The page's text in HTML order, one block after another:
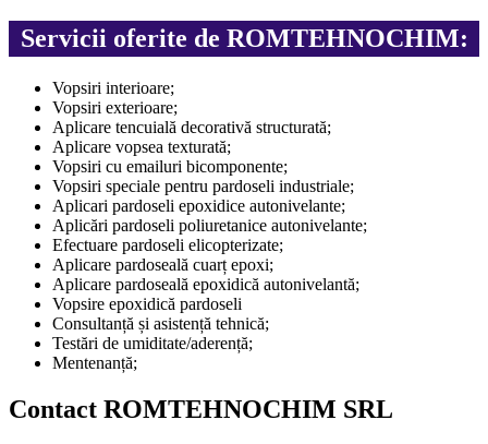
Servicii oferite de ROMTEHNOCHIM:
Vopsiri interioare;
Vopsiri exterioare;
Aplicare tencuială decorativă structurată;
Aplicare vopsea texturată;
Vopsiri cu emailuri bicomponente;
Vopsiri speciale pentru pardoseli industriale;
Aplicari pardoseli epoxidice autonivelante;
Aplicări pardoseli poliuretanice autonivelante;
Efectuare pardoseli elicopterizate;
Aplicare pardoseală cuarț epoxi;
Aplicare pardoseală epoxidică autonivelantă;
Vopsire epoxidică pardoseli
Consultanță și asistență tehnică;
Testări de umiditate/aderență;
Mentenanță;
Contact ROMTEHNOCHIM SRL